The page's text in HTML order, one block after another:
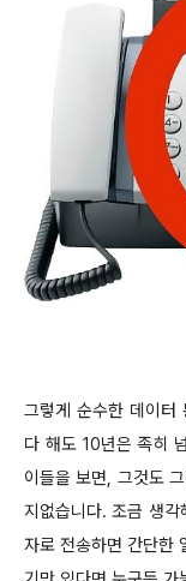
그렇게 순수한 데이터
다 해도 10년은 족히
이들을 보면, 그것도
지없습니다. 조금 생
자로 전송하면 간단한